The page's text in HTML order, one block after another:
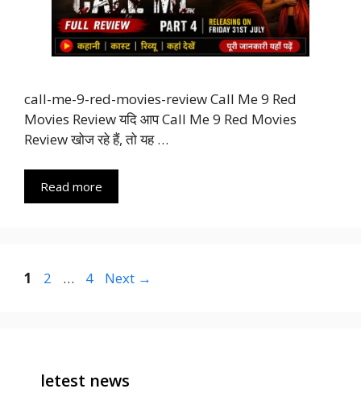
call-me-9-red-movies-review Call Me 9 Red
Movies Review यदि आप Call Me 9 Red Movies
Review खोज रहे हैं, तो यह …
Read more
Page
1 Page
2 … Page
4 Next →
letest news